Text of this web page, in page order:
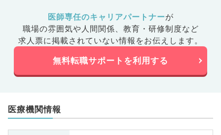
医師専任のキャリアパートナーが
職場の雰囲気や人間関係、 教育・研修制度など
求人票に掲載されていない情報をお伝えします。
無料転職サポートを利用する
医療機関情報